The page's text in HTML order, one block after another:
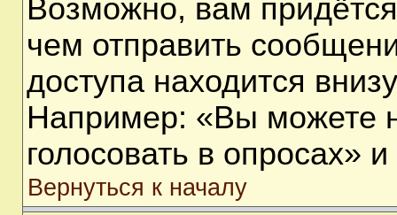
Возможно, вам
чем отправить
доступа находится
Например: «Вы можете
голосовать в опросах» и
Вернуться к началу